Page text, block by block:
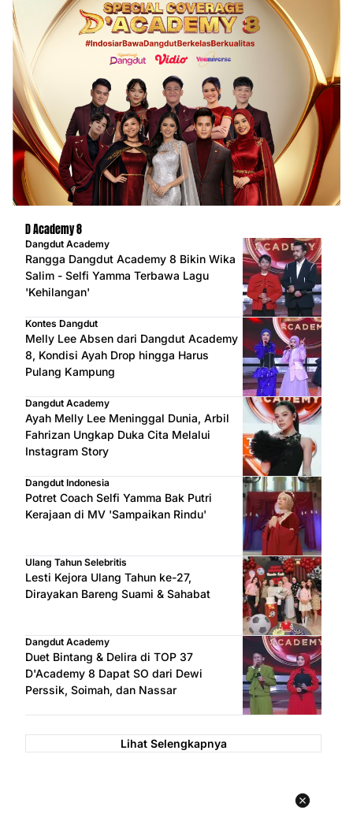
D Academy 8
Dangdut Academy
Rangga Dangdut Academy 8 Bikin Wika
Salim - Selfi Yamma Terbawa Lagu
'Kehilangan'
Kontes Dangdut
Melly Lee Absen dari Dangdut Academy
8, Kondisi Ayah Drop hingga Harus
Pulang Kampung
Dangdut Academy
Ayah Melly Lee Meninggal Dunia, Arbil
Fahrizan Ungkap Duka Cita Melalui
Instagram Story
Dangdut Indonesia
Potret Coach Selfi Yamma Bak Putri
Kerajaan di MV 'Sampaikan Rindu'
Ulang Tahun Selebritis
Lesti Kejora Ulang Tahun ke-27,
Dirayakan Bareng Suami & Sahabat
Dangdut Academy
Duet Bintang & Delira di TOP 37
D'Academy 8 Dapat SO dari Dewi
Perssik, Soimah, dan Nassar
Lihat Selengkapnya